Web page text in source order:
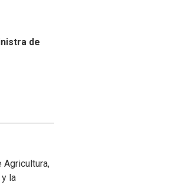
de
Agricultura,
la